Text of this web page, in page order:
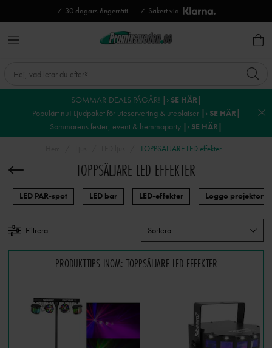
✓ 30 dagars ångerrätt ✓ Säkert via
SOMMAR-DEALS PÅGÅR! |› SE HÄR|
Populärt nu! Ljudpaket för uteservering & uteplatser |› SE HÄR|
Sommarens fester, event & hemmaparty |› SE HÄR|
TOPPSÄLJARE LED effekter
TOPPSÄLJARE LED EFFEKTER
LED PAR-spot LED bar LED-effekter Loggo projektorer
Filtrera Sortera
PRODUKTTIPS INOM: TOPPSÄLJARE LED EFFEKTER